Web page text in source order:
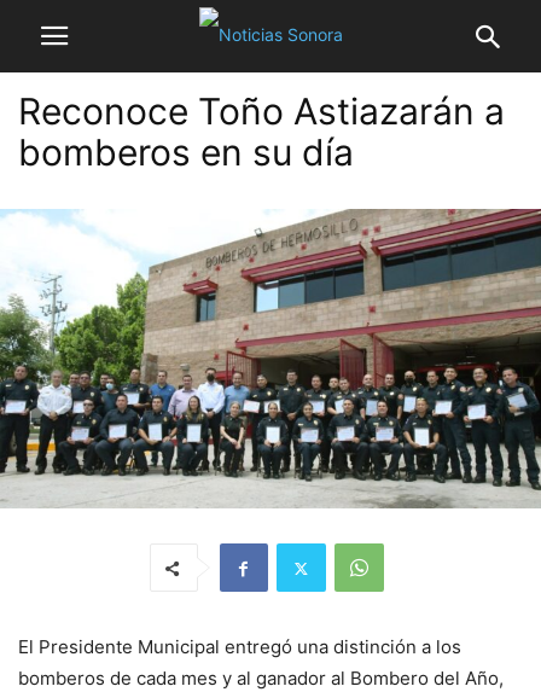
Reconoce Toño Astiazarán a
bomberos en su día
El Presidente Municipal entregó una distinción a los
bomberos de cada mes y al ganador al Bombero del Año,